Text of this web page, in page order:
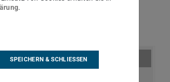
.
SPEICHERN & SCHLIESSEN